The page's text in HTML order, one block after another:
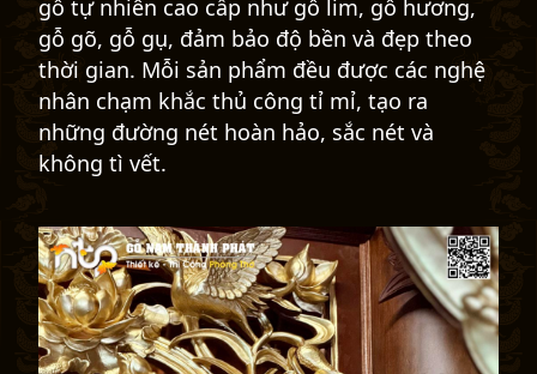
gỗ tự nhiên cao cấp như gỗ lim, gỗ hương,
gỗ gõ, gỗ gụ, đảm bảo độ bền và đẹp theo
thời gian. Mỗi sản phẩm đều được các nghệ
nhân chạm khắc thủ công tỉ mỉ, tạo ra
những đường nét hoàn hảo, sắc nét và
không tì vết.